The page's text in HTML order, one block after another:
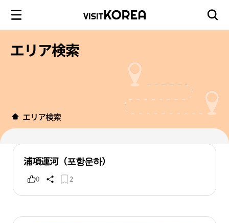
エリア検索
エリア検索
浦項運河（포항운하）
0 2